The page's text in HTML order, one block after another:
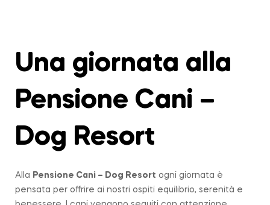
Una giornata alla
Pensione Cani –
Dog Resort
Alla Pensione Cani – Dog Resort ogni giornata è
pensata per offrire ai nostri ospiti equilibrio, serenità e